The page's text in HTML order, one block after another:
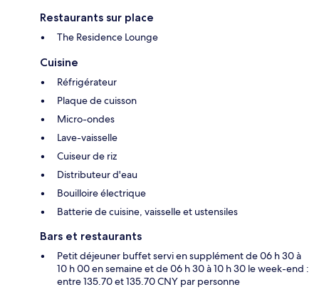
Restaurants sur place
The Residence Lounge
Cuisine
Réfrigérateur
Plaque de cuisson
Micro-ondes
Lave-vaisselle
Cuiseur de riz
Distributeur d'eau
Bouilloire électrique
Batterie de cuisine, vaisselle et ustensiles
Bars et restaurants
Petit déjeuner buffet servi en supplément de 06 h 30 à
10 h 00 en semaine et de 06 h 30 à 10 h 30 le week-end :
entre 135.70 et 135.70 CNY par personne